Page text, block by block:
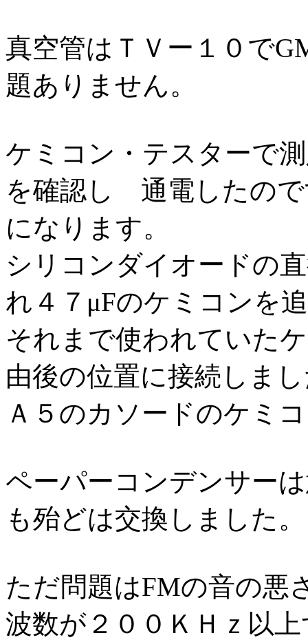
真空管はＴＶー１０で
題ありません。
ケミコン・テスターで
を確認し 通電したの
になります。
シリコンダイオードの
れ４７μFのケミコンを
それまで使われていた
由後の位置に接続し
Ａ５のカソードのケミ
ペーパーコンデンサー
も殆どは交換しました。
ただ問題はFMの音の悪
波数が２００ＫＨｚ以